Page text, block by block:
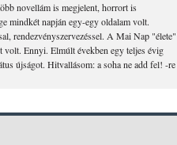
novellám is megjelent, horrort is
mindkét napján egy-egy oldalam volt.
rendezvényszervezéssel. A Mai Nap "élete"
volt. Ennyi. Elmúlt években egy teljes évig
újságot. Hitvallásom: a soha ne add fel! -re